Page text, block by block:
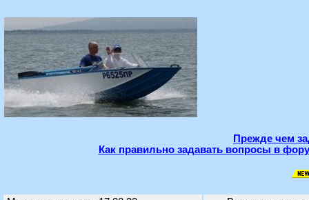
Прежде чем
Как правильно задавать вопросы в